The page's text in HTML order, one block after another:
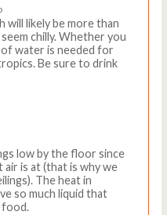
will likely be more than
chilly. Whether you
water is needed for
Be sure to drink
low by the floor since
is at (that is why we
The heat in
so much liquid that
food.